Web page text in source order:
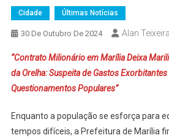
Cidade Últimas Notícias
30 De Outubro De 2024 Alan Teixeira
“Contrato Milionário em Marília Deixa
da Orelha: Suspeita de Gastos
Questionamentos Populares”
Enquanto a população se esforça para
tempos difíceis, a Prefeitura de Marília